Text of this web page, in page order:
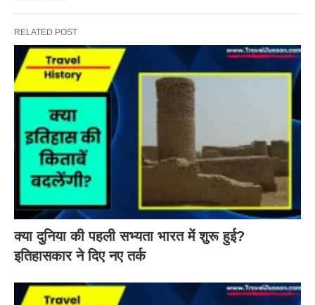
RELATED POST
क्या दुनिया की पहली सभ्यता भारत में शुरू हुई?
इतिहासकार ने दिए नए तर्क